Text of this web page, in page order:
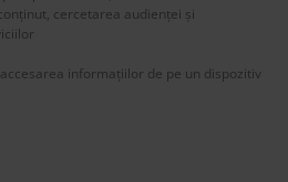
cercetarea audienței și
informațiilor de pe un dispozitiv